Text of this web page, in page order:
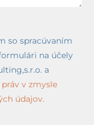
so spracúvaním
na účely
a
v zmysle
údajov.